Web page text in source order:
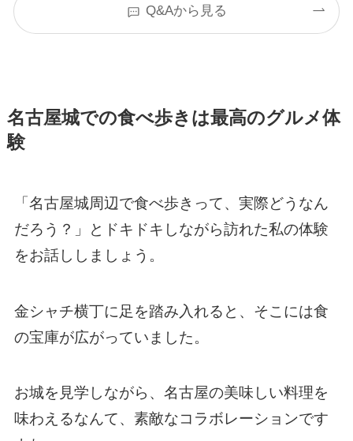
Q&Aから見る
名古屋城での食べ歩きは最高のグルメ体
験
「名古屋城周辺で食べ歩きって、実際どうなん
だろう？」とドキドキしながら訪れた私の体験
をお話ししましょう。
金シャチ横丁に足を踏み入れると、そこには食
の宝庫が広がっていました。
お城を見学しながら、名古屋の美味しい料理を
味わえるなんて、素敵なコラボレーションです